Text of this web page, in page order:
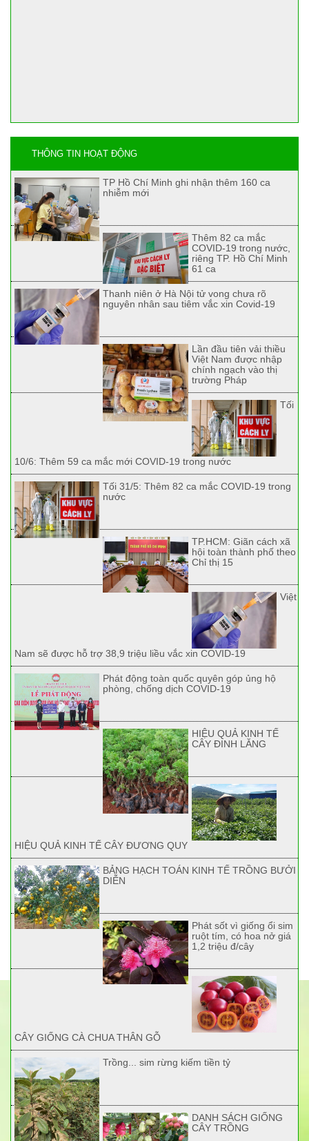
THÔNG TIN HOẠT ĐỘNG
TP Hồ Chí Minh ghi nhận thêm 160 ca
nhiễm mới
Thêm 82 ca mắc
COVID-19 trong nước,
riêng TP. Hồ Chí Minh
61 ca
Thanh niên ở Hà Nội tử vong chưa rõ
nguyên nhân sau tiêm vắc xin Covid-19
Lần đầu tiên vải thiều
Việt Nam được nhập
chính ngạch vào thị
trường Pháp
Tối
10/6: Thêm 59 ca mắc mới COVID-19 trong nước
Tối 31/5: Thêm 82 ca mắc COVID-19 trong
nước
TP.HCM: Giãn cách xã
hội toàn thành phố theo
Chỉ thị 15
Việt
Nam sẽ được hỗ trợ 38,9 triệu liều vắc xin COVID-19
Phát động toàn quốc quyên góp ủng hộ
phòng, chống dịch COVID-19
HIỆU QUẢ KINH TẾ
CÂY ĐINH LĂNG
HIỆU QUẢ KINH TẾ CÂY ĐƯƠNG QUY
BẢNG HẠCH TOÁN KINH TẾ TRỒNG BƯỞI
DIỄN
Phát sốt vì giống ổi sim
ruột tím, có hoa nở giá
1,2 triệu đ/cây
CÂY GIỐNG CÀ CHUA THÂN GỖ
Trồng... sim rừng kiếm tiền tỷ
DANH SÁCH GIỐNG
CÂY TRỒNG